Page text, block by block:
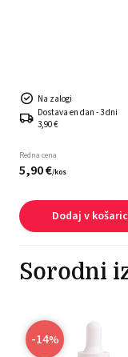
Na zalogi
Dostava en dan - 3 dni
3,90 €
Redna cena
5,90€/kos
Dodaj v
Sorodni
-14%